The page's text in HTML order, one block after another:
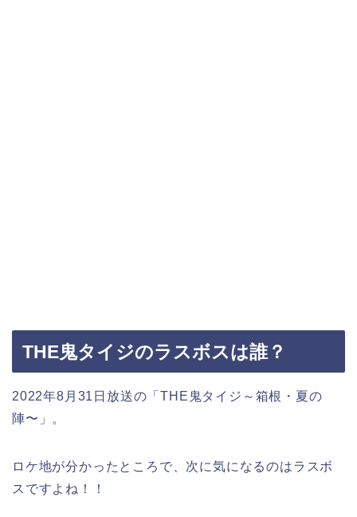
THE鬼タイジのラスボスは誰？
2022年8月31日放送の「THE鬼タイジ～ 箱根・夏の
陣〜 」。
ロケ地が分かったところで、次に気になるのはラスボ
スですよね！！